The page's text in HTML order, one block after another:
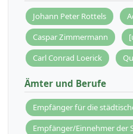
Johann Peter Rottels
Caspar Zimmermann
Carl Conrad Loerick
Ämter und Berufe
Empfänger für die
Empfänger/Einnehmer der